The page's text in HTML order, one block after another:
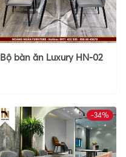
Bộ bàn ăn Luxury HN-02
-34%